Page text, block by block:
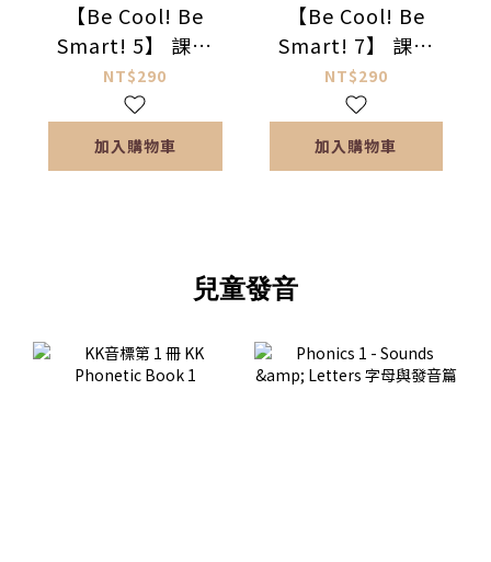
【Be Cool! Be
Smart! 5】 課本
+附錄
NT$290
加入購物車
【Be Cool! Be
Smart! 7】 課本
+附錄
NT$290
加入購物車
兒童發音